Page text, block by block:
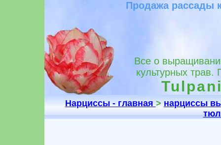
Продажа рассады
Все о
культурных
Нарциссы - главная>нарциссы